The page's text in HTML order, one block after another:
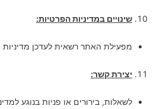
שינויים במדיניות הפרטיות:
מפעילת האתר רשאית לעדכן
יצירת קשר:
לשאלות, בירורים או פניות בנוגע